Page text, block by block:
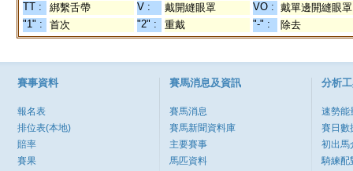
TT : 綁繫舌帶 V : 戴開縫眼罩 VO : 戴單邊開縫眼罩
"1" :
首次 "2" : 重戴 "-" : 除去
賽事資料
報名表
排位表(本地)
賠率
賽果
賽馬消息及資訊
賽馬消息
賽馬新聞資料庫
主要賽事
馬匹資料
分析
速勢能
賽日數
初出馬
騎練配